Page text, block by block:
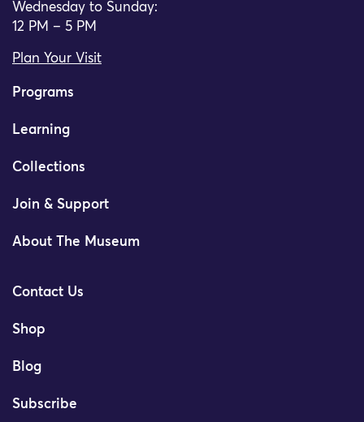
Wednesday to Sunday:
12 PM – 5 PM
Plan Your Visit
Programs
Learning
Collections
Join & Support
About The Museum
Contact Us
Shop
Blog
Subscribe